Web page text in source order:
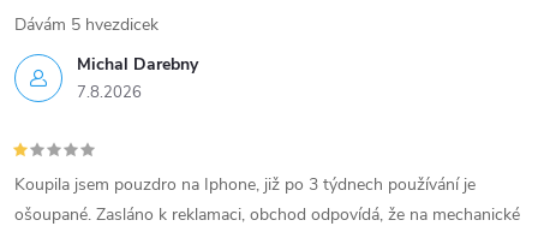
Michal Darebny
7.8.2026
Dávám 5 hvezdicek
Koupila jsem pouzdro na Iphone, již po 3 týdnech používání je
ošoupané. Zasláno k reklamaci, obchod odpovídá, že na mechanické